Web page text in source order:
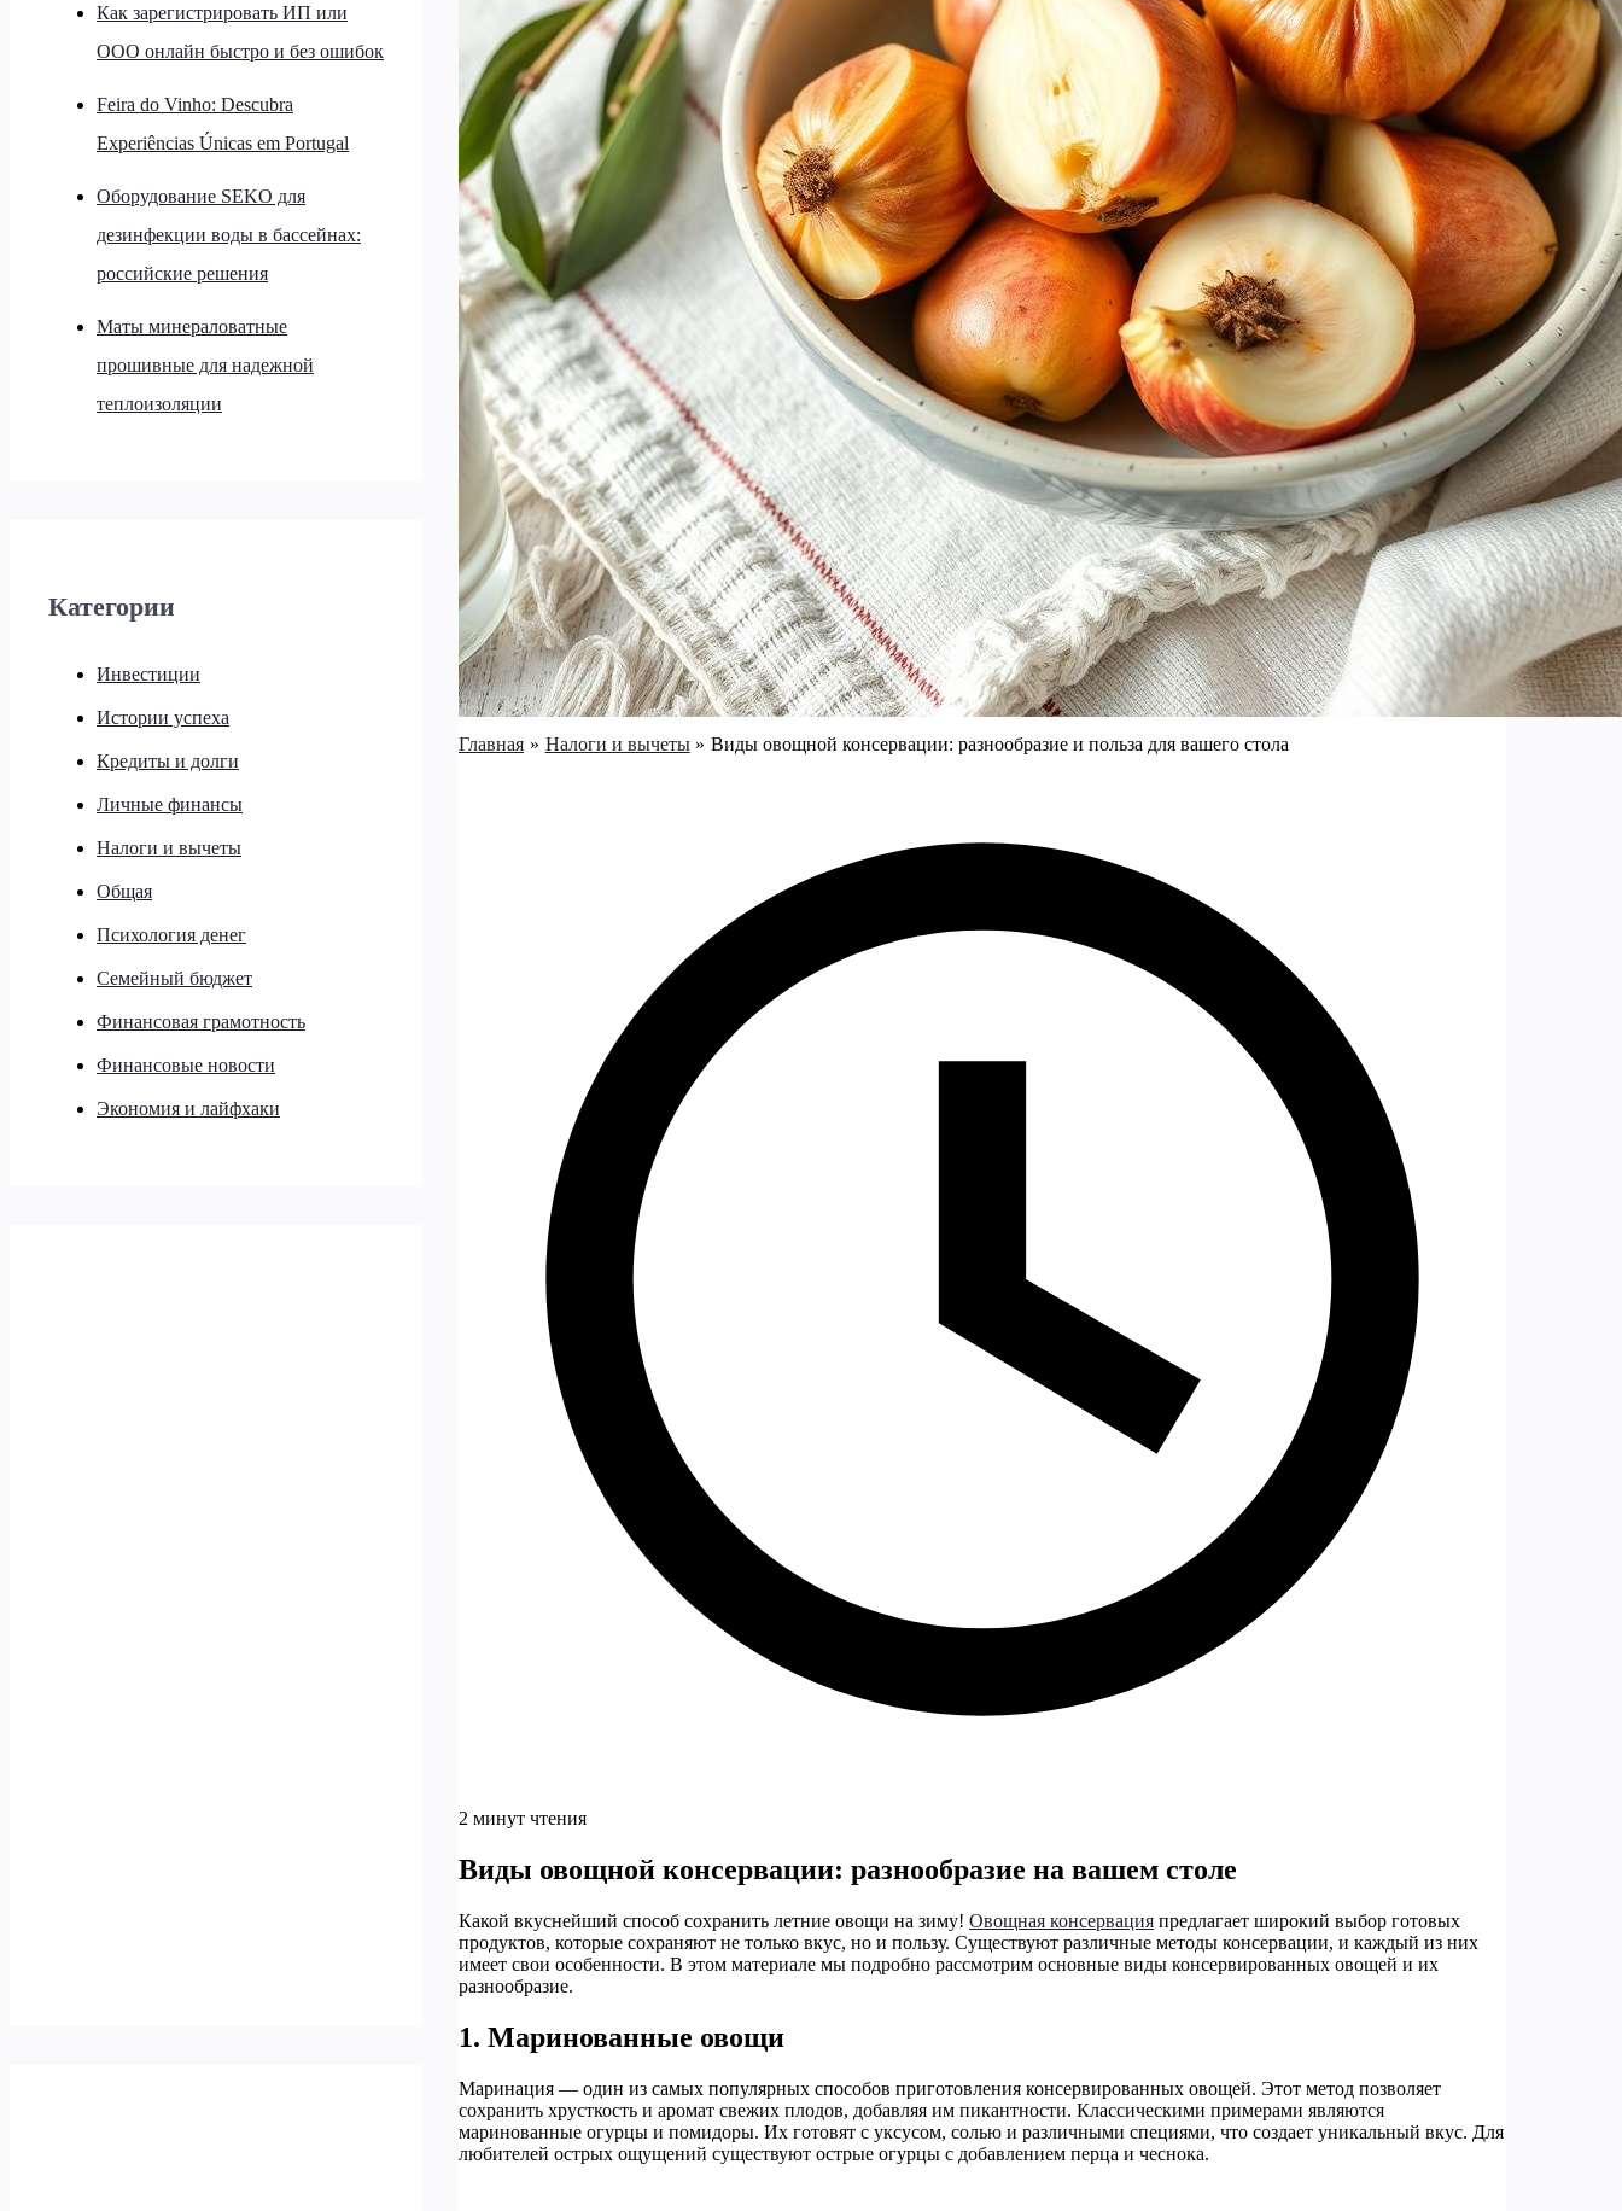
Как зарегистрировать ИП или
ООО онлайн быстро и без ошибок
Feira do Vinho: Descubra
Experiências Únicas em Portugal
Оборудование SEKO для
дезинфекции воды в бассейнах:
российские решения
Маты минераловатные
прошивные для надежной
теплоизоляции
Категории
Инвестиции
Истории успеха
Кредиты и долги
Личные финансы
Налоги и вычеты
Общая
Психология денег
Семейный бюджет
Финансовая грамотность
Финансовые новости
Экономия и лайфхаки
Главная Налоги и вычеты Виды овощной консервации: разнообразие и польза для вашего стола
2 минут чтения
Виды овощной консервации: разнообразие на вашем столе
Какой вкуснейший способ сохранить летние овощи на зиму! Овощная консервация предлагает широкий выбор готовых
продуктов, которые сохраняют не только вкус, но и пользу. Существуют различные методы консервации, и каждый из них
имеет свои особенности. В этом материале мы подробно рассмотрим основные виды консервированных овощей и их
разнообразие.
1. Маринованные овощи
Маринация — один из самых популярных способов приготовления консервированных овощей. Этот метод позволяет
сохранить хрусткость и аромат свежих плодов, добавляя им пикантности. Классическими примерами являются
маринованные огурцы и помидоры. Их готовят с уксусом, солью и различными специями, что создает уникальный вкус. Для
любителей острых ощущений существуют острые огурцы с добавлением перца и чеснока.